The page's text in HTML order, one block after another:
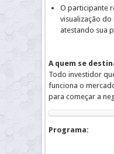
O participante
visualização
atestando sua
A quem se
Todo investidor
funciona o
para começar a
Programa: